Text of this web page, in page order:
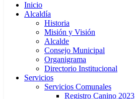
Inicio
Alcaldía
Historia
Misión y Visión
Alcalde
Consejo Municipal
Organigrama
Directorio Institucional
Servicios
Servicios Comunales
Registro Canino 2023